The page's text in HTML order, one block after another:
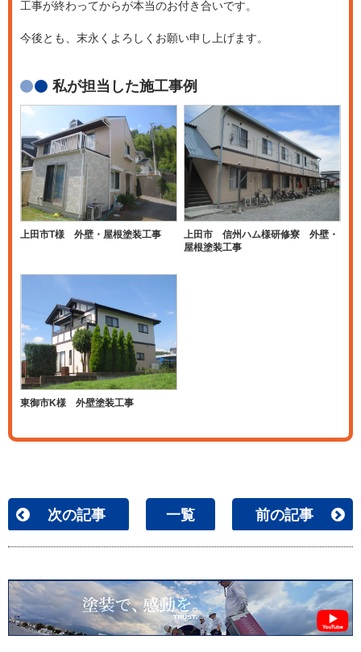
工事が終わってからが本当のお付き合いです。
今後とも、末永くよろしくお願い申し上げます。
私が担当した施工事例
上田市T様 外壁・屋根塗装工事
上田市 信州ハム様研修寮 外壁・
屋根塗装工事
東御市K様 外壁塗装工事
次の記事 一覧 前の記事